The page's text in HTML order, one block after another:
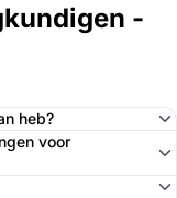
-
heb?
voor